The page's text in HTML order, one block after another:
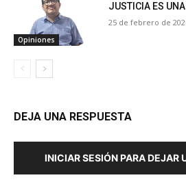
Opiniones
JUSTICIA ES
25 de febrero de
DEJA UNA RESPUESTA
INICIAR SESIÓN PARA DEJAR